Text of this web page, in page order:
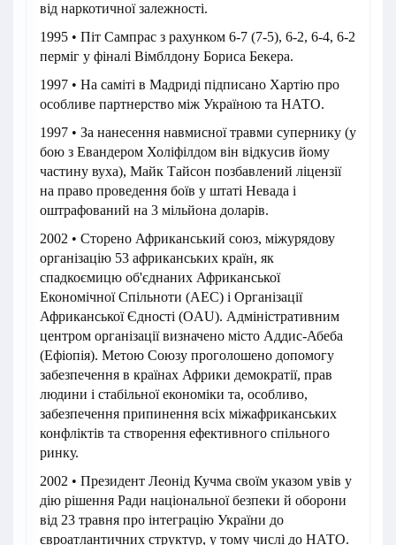
від наркотичної залежності.
1995 • Піт Сампрас з рахунком 6-7 (7-5), 6-2, 6-4, 6-2
перміг у фіналі Вімблдону Бориса Бекера.
1997 • На саміті в Мадриді підписано Хартію про
особливе партнерство між Україною та НАТО.
1997 • За нанесення навмисної травми супернику (у
бою з Евандером Холіфілдом він відкусив йому
частину вуха), Майк Тайсон позбавлений ліцензії
на право проведення боїв у штаті Невада і
оштрафований на 3 мільйона доларів.
2002 • Сторено Африканський союз, міжурядову
організацію 53 африканських країн, як
спадкоємицю об'єднаних Африканської
Економічної Спільноти (AEC) і Організації
Африканської Єдності (OAU). Адміністративним
центром організації визначено місто Аддис-Абеба
(Ефіопія). Метою Союзу проголошено допомогу
забезпечення в країнах Африки демократії, прав
людини і стабільної економіки та, особливо,
забезпечення припинення всіх міжафриканських
конфліктів та створення ефективного спільного
ринку.
2002 • Президент Леонід Кучма своїм указом увів у
дію рішення Ради національної безпеки й оборони
від 23 травня про інтеграцію України до
євроатлантичних структур, у тому числі до НАТО.